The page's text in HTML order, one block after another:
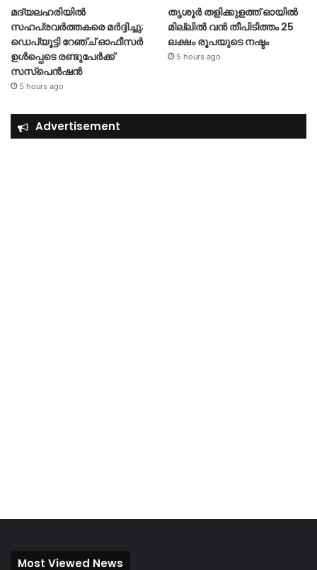
മദ്യലഹരിയിൽ
സഹപ്രവർത്തകരെ മർദ്ദിച്ചു;
ഡെപ്യൂട്ടി റേഞ്ച് ഓഫീസർ
ഉൾപ്പെടെ രണ്ടുപേർക്ക്
സസ്‌പെൻഷൻ
5 hours ago
തൃശൂര്‍ തളിക്കുളത്ത് ഓയില്‍
മില്ലില്‍ വൻ തീപിടിത്തം 25
ലക്ഷം രൂപയുടെ നഷ്ടം
5 hours ago
Advertisement
Most Viewed News